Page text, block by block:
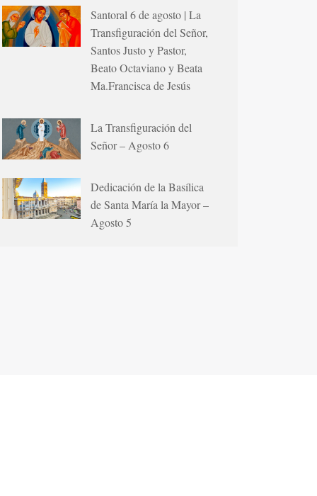
Santoral 6 de agosto | La
Transfiguración del Señor,
Santos Justo y Pastor,
Beato Octaviano y Beata
Ma.Francisca de Jesús
La Transfiguración del
Señor – Agosto 6
Dedicación de la Basílica
de Santa María la Mayor –
Agosto 5